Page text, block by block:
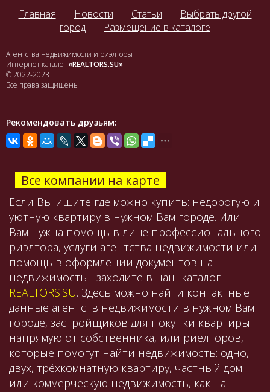
Главная Новости Статьи
Выбрать другой
город
Размещение в каталоге
Агентства недвижимости и риэлторы
Интернет каталог «REALTORS.SU»
© 2022-2023
Все права защищены
Рекомендовать друзьям:
Все компании на карте
Если Вы ищите где можно купить: недорогую и
уютную квартиру в нужном Вам городе. Или
Вам нужна помощь в лице профессионального
риэлтора, услуги агентства недвижимости или
помощь в оформлении документов на
недвижимость - заходите в наш каталог
REALTORS.SU. Здесь можно найти контактные
данные агентств недвижимости в нужном Вам
городе, застройщиков для покупки квартиры
напрямую от собственника, или риелторов,
которые помогут найти недвижимость: одно,
двух, трёхкомнатную квартиру, частный дом
или коммерческую недвижимость, как на